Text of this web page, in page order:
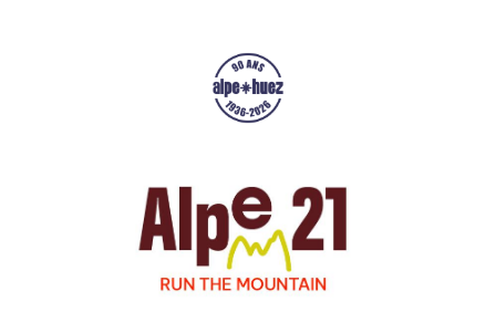
Résultats
Galerie
Infos pratiques